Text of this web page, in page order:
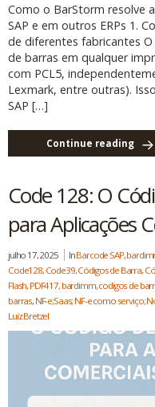
Como o BarStorm resolve
SAP e em outros ERPs 1.
de diferentes fabricantes
de barras em qualquer
com PCL5,
Lexmark, entre outras).
SAP […]
Continue reading
Code 128: O
para Aplicações
julho 17, 2025 InBarcode SAP,
Code128, Code39, Códigos de Barra,
Flash, PDF417, bardimm, codigos de
barras, NF-e;Saas; NF-e como serviço;
Luiz Bretzel